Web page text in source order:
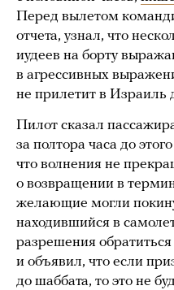
Перед вылетом
отчета, узнал, что
иудеев на борту
в агрессивных
не прилетит в Израиль
Пилот сказал
за полтора часа до
что волнения не
о возвращении в
желающие могли
находившийся в
разрешения
и объявил, что если
до шаббата, то это не